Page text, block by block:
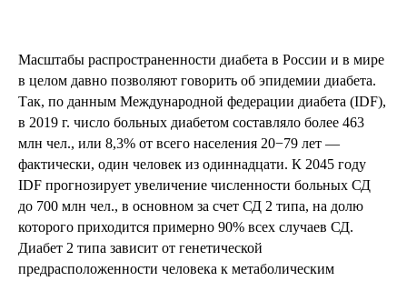
Масштабы распространенности диабета в России и в мире
в целом давно позволяют говорить об эпидемии диабета.
Так, по данным Международной федерации диабета (IDF),
в 2019 г. число больных диабетом составляло более 463
млн чел., или 8,3% от всего населения 20−79 лет —
фактически, один человек из одиннадцати. К 2045 году
IDF прогнозирует увеличение численности больных СД
до 700 млн чел., в основном за счет СД 2 типа, на долю
которого приходится примерно 90% всех случаев СД.
Диабет 2 типа зависит от генетической
предрасположенности человека к метаболическим